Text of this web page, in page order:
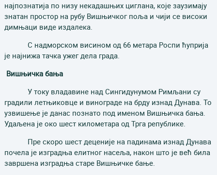
најпознатија по низу некадашњих циглана, које заузимају
знатан простор на рубу Вишњичког поља и чији се високи
димњаци виде издалека.
С надморском висином од 66 метара Роспи ћуприја
је најнижа тачка ужег дела града.
Вишњичка бања
У току владавине над Сингидунумом Римљани су
градили летњиковце и винограде на брду изнад Дунава. То
узвишење је данас познато под именом Вишњичка бања.
Удаљена је око шест километара од Трга републике.
Пре скоро шест деценије на падинама изнад Дунава
почела је изградња елитног насеља, након што је већ била
завршена изградња старе Вишњичке бање.